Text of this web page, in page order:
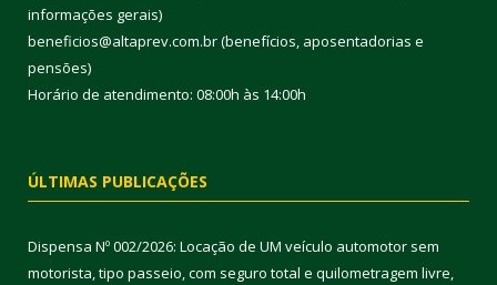
informações gerais)
beneficios@altaprev.com.br (benefícios, aposentadorias e
pensões)
Horário de atendimento: 08:00h às 14:00h
ÚLTIMAS PUBLICAÇÕES
Dispensa Nº 002/2026: Locação de UM veículo automotor sem
motorista, tipo passeio, com seguro total e quilometragem livre,